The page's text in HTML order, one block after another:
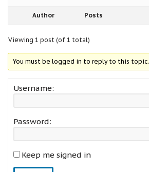
Author Posts
Viewing 1 post (of 1 total)
You must be logged in to reply to this topic.
Username:
Password:
Keep me signed in